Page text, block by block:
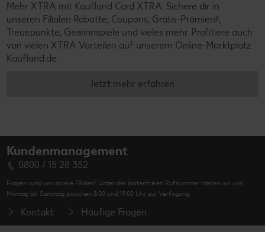
Mehr XTRA mit Kaufland Card XTRA: Sichere dir in
unseren Filialen Rabatte, Coupons, Gratis-Prämienᵖ,
Treuepunkte, Gewinnspiele und vieles mehr. Profitiere auch
von vielen XTRA Vorteilen auf unserem Online-Marktplatz
Kaufland.de
Jetzt mehr erfahren
Kundenmanagement
0800 / 15 28 352
Fragen rund um unsere Filialen? Unter der kostenfreien Rufnummer stehen wir von
Montag bis Samstag zwischen 8:00 und 19:00 Uhr zur Verfügung.
Kontakt Häufige Fragen